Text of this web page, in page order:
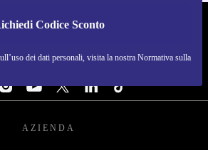
Codice Sconto
dei dati personali, visita la nostra Normativa sulla
ITALIA - RETHINK NEW.
SEGUICI SU
AZIENDA